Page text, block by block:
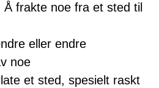
Å frakte noe fra et sted til
eller endre
noe
et sted, spesielt raskt